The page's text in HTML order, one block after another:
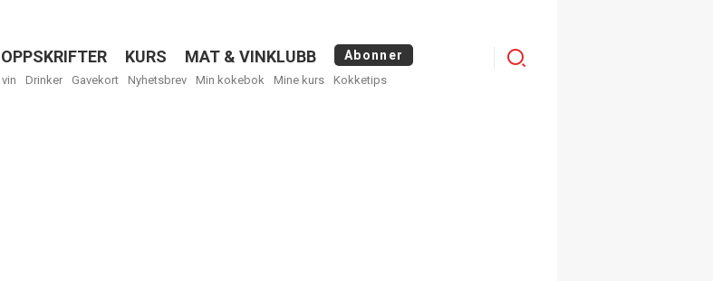
OPPSKRIFTER KURS MAT & VINKLUBB Abonner
Drinker Gavekort Nyhetsbrev Min kokebok Mine kurs Kokketips
Logg